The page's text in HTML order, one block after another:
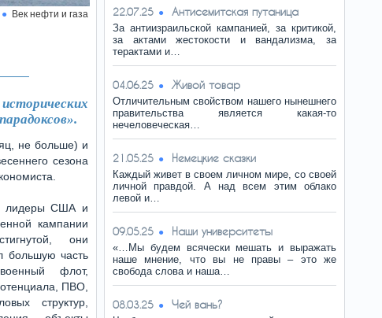
Век нефти и газа
не больше) и
сезона
лидеры США и
кампании
они
большую часть
флот,
ПВО,
структур,
22.07.25 Антисемитская путаница
За антиизраильской кампанией, за критикой,
за актами жестокости и вандализма, за
терактами и…
04.06.25 Живой товар
Отличительным свойством нашего нынешнего
правительства является какая-то
нечеловеческая…
21.05.25 Немецкие сказки
Каждый живет в своем личном мире, со своей
личной правдой. А над всем этим облако
левой и…
09.05.25 Наши университеты
«…Мы будем всячески мешать и выражать
наше мнение, что вы не правы – это же
свобода слова и наша…
08.03.25 Чей вань?